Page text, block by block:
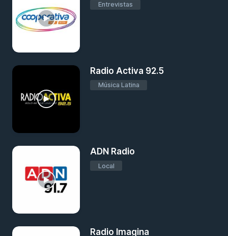
Entrevistas
Radio Activa 92.5
Música Latina
ADN Radio
Local
Radio Imagina